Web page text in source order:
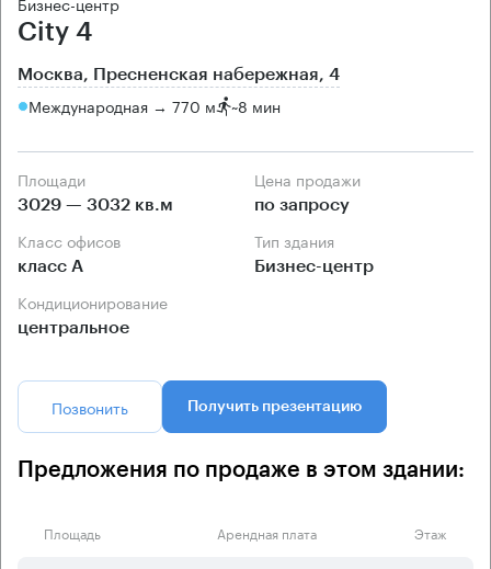
City 4
Москва, Пресненская набережная, 4
Международная → 770 м ~8 мин
Площади
3029 — 3032 кв.м
Цена продажи
по запросу
Класс офисов
класс А
Тип здания
Бизнес-центр
Кондиционирование
центральное
Позвонить Получить презентацию
Предложения по продаже в этом здании:
Площадь Арендная плата Этаж